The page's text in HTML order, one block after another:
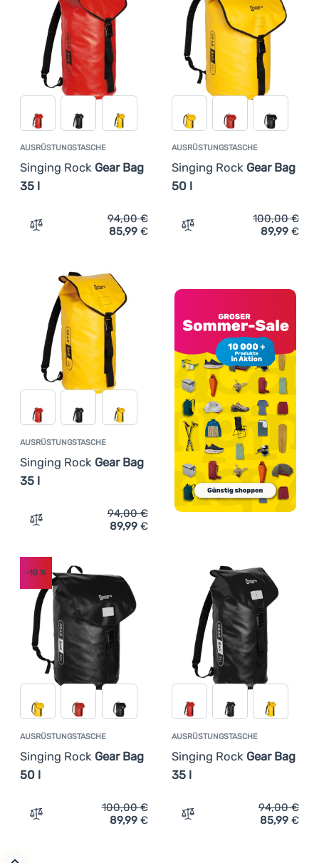
Anmelden /
Registrieren
AUSRÜSTUNGSTASCHE
Singing Rock Gear Bag
35 l
Zum Vergleich 'Ausrüstungstasche Singing Rock Gear
94,00€
85,99 €
AUSRÜSTUNGSTASCHE
Singing Rock Gear Bag
50 l
Zum Vergleich
100,00€
89,99 €
AUSRÜSTUNGSTASCHE
Singing Rock Gear Bag
35 l
Zum Vergleich 'Ausrüstungstasche Singing Rock Gear
94,00€
89,99 €
AUSRÜSTUNGSTASCHE
Singing Rock Gear Bag
50 l
-10 %
Zum Vergleich 'Ausrüstungstasche Singing Rock Gear
100,00€
89,99 €
AUSRÜSTUNGSTASCHE
Singing Rock Gear Bag
35 l
Zum Vergleich
94,00€
85,99 €